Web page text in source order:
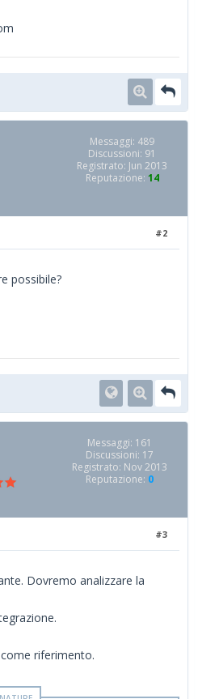
Messaggi: 489
Discussioni: 91
Registrato: Jun 2013
Reputazione: 14
#2
possibile?
Messaggi: 161
Discussioni: 17
Registrato: Nov 2013
Reputazione: 0
#3
Dovremo analizzare la
riferimento.